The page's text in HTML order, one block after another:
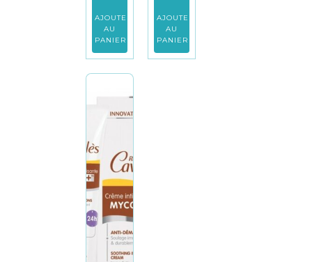
AJOUTER
AU
PANIER
AJOUTER
AU
PANIER